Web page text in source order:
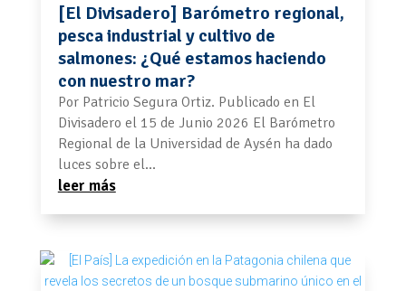
[El Divisadero] Barómetro regional,
pesca industrial y cultivo de
salmones: ¿Qué estamos haciendo
con nuestro mar?
Por Patricio Segura Ortiz. Publicado en El
Divisadero el 15 de Junio 2026 El Barómetro
Regional de la Universidad de Aysén ha dado
luces sobre el...
leer más